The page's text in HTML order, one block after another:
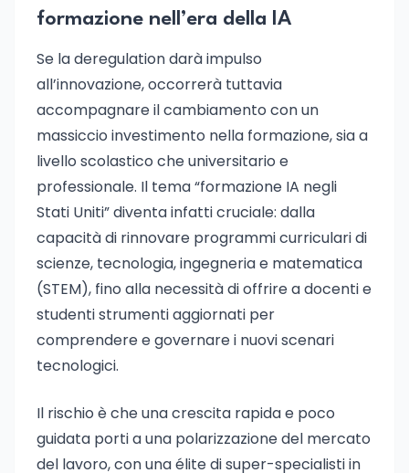
formazione nell’era della IA
Se la deregulation darà impulso
all’innovazione, occorrerà tuttavia
accompagnare il cambiamento con un
massiccio investimento nella formazione, sia a
livello scolastico che universitario e
professionale. Il tema “formazione IA negli
Stati Uniti” diventa infatti cruciale: dalla
capacità di rinnovare programmi curriculari di
scienze, tecnologia, ingegneria e matematica
(STEM), fino alla necessità di offrire a docenti e
studenti strumenti aggiornati per
comprendere e governare i nuovi scenari
tecnologici.
Il rischio è che una crescita rapida e poco
guidata porti a una polarizzazione del mercato
del lavoro, con una élite di super-specialisti in